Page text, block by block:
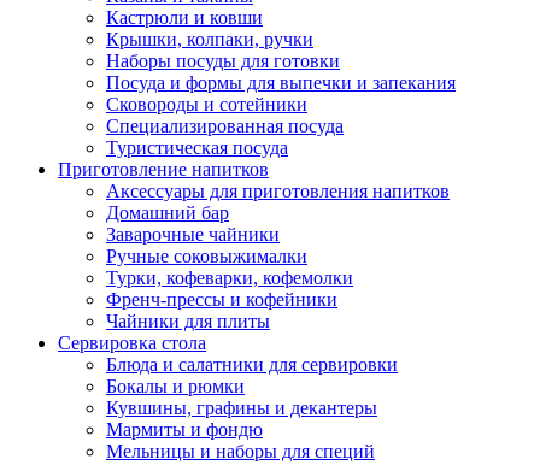
Кастрюли и ковши
Крышки, колпаки, ручки
Наборы посуды для готовки
Посуда и формы для выпечки и запекания
Сковороды и сотейники
Специализированная посуда
Туристическая посуда
Приготовление напитков
Аксессуары для приготовления напитков
Домашний бар
Заварочные чайники
Ручные соковыжималки
Турки, кофеварки, кофемолки
Френч-прессы и кофейники
Чайники для плиты
Сервировка стола
Блюда и салатники для сервировки
Бокалы и рюмки
Кувшины, графины и декантеры
Мармиты и фондю
Мельницы и наборы для специй